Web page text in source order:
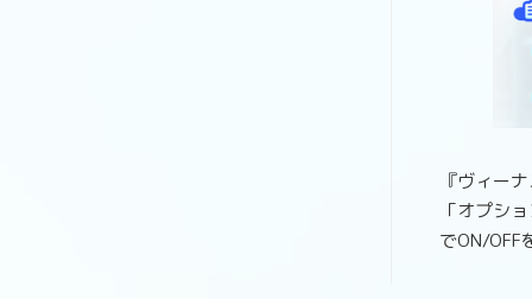
『ヴィー
「オプシ
でON/OFF